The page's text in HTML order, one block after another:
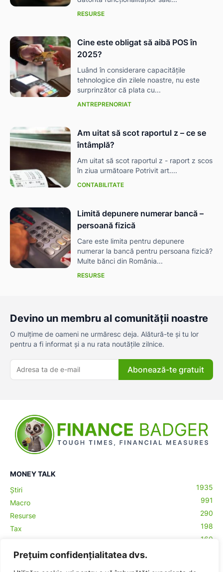
Prețuim confidențialitatea dvs.
RESURSE
Cine este obligat să aibă POS în
2025?
Luând în considerare capacitățile
tehnologice din zilele noastre, nu este
surprinzător că plata cu...
ANTREPRENORIAT
Am uitat să scot raportul z – ce se
întâmplă?
Am uitat să scot raportul z - raport z scos
în ziua următoare Potrivit art....
CONTABILITATE
Limită depunere numerar bancă –
persoană fizică
Care este limita pentru depunere
numerar la bancă pentru persoana fizică?
Multe bănci din România...
RESURSE
Devino un membru al comunității noastre
O mulțime de oameni ne urmăresc deja. Alătură-te și tu lor
pentru a fi informat și a nu rata noutățile zilnice.
Abonează-te gratuit
MONEY TALK
Știri
1935
Macro
991
Resurse
290
Tax
198
160
Contabilitate